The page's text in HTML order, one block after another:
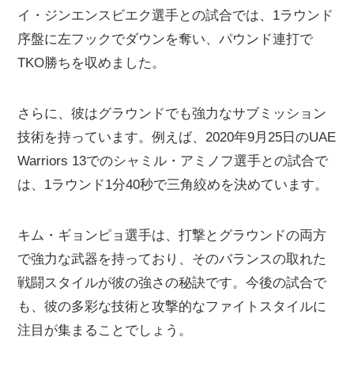
イ・ジンエンスビエク選手との試合では、1ラウンド
序盤に左フックでダウンを奪い、パウンド連打で
TKO勝ちを収めました。
さらに、彼はグラウンドでも強力なサブミッション
技術を持っています。例えば、2020年9月25日のUAE
Warriors 13でのシャミル・アミノフ選手との試合で
は、1ラウンド1分40秒で三角絞めを決めています。
キム・ギョンピョ選手は、打撃とグラウンドの両方
で強力な武器を持っており、そのバランスの取れた
戦闘スタイルが彼の強さの秘訣です。今後の試合で
も、彼の多彩な技術と攻撃的なファイトスタイルに
注目が集まることでしょう。